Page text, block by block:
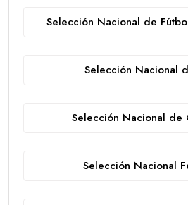
Selección Nacional de
Selección Nacional
Selección Nacional de
Selección Nacional